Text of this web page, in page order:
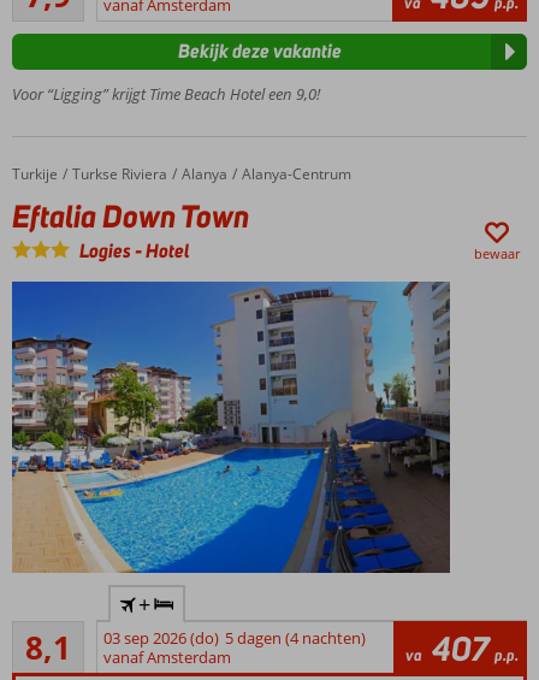
Mooi
hotel
Nette kamers
voorzieningen
beoordelingen
Voor “Ligging” krijgt Time Beach Hotel een 9,0!
Bekijk deze vakantie
Home
Turkije Turkse Riviera Alanya Alanya-Centrum
Eftalia Down Town
Eftalia Down Town
Logies-Hotel bewaar
Uitstekende prijs-
kwaliteitverhouding
Ca. 100
meter van
8,1
Zeer goed
177
beoordelingen
+
03 sep 2026 (do) 5 dagen (4 nachten)
vanaf Amsterdam
va 407 p.p.